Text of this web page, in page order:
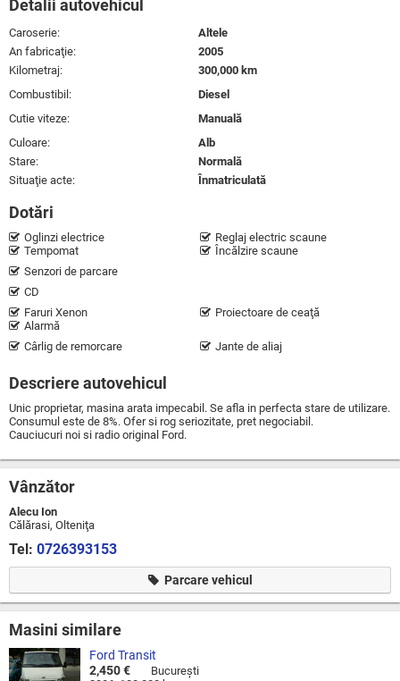
Detalii autovehicul
Caroserie:
Altele
An fabricaţie:
2005
Kilometraj:
300,000 km
Combustibil:
Diesel
Cutie viteze:
Manuală
Culoare:
Alb
Stare:
Normală
Situaţie acte:
Înmatriculată
Dotări
Oglinzi electrice
Reglaj electric scaune
Tempomat
Încălzire scaune
Senzori de parcare
CD
Faruri Xenon
Proiectoare de ceaţă
Alarmă
Cârlig de remorcare
Jante de aliaj
Descriere autovehicul
Unic proprietar, masina arata impecabil. Se afla in perfecta stare de utilizare.
Consumul este de 8%. Ofer si rog seriozitate, pret negociabil.
Cauciucuri noi si radio original Ford.
Vânzător
Alecu Ion
Călărasi, Olteniţa
Tel: 0726393153
Parcare vehicul
Masini similare
Ford Transit
2,450 €
Bucureşti